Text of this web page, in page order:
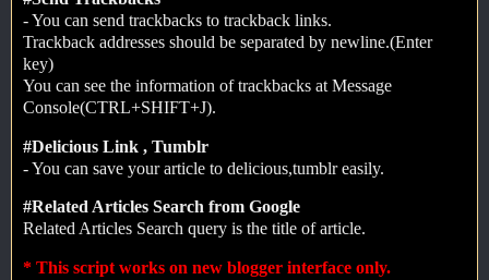
- You can send trackbacks to trackback links.
Trackback addresses should be separated by newline.(Enter
key)
You can see the information of trackbacks at Message
Console(CTRL+SHIFT+J).
#Delicious Link , Tumblr
- You can save your article to delicious,tumblr easily.
#Related Articles Search from Google
Related Articles Search query is the title of article.
* This script works on new blogger interface only.